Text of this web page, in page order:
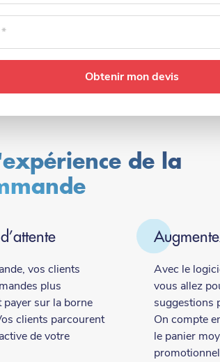
de la
vos clients
plus
sur la borne
clients parcourent
de votre
Avec le
vous allez
suggestions
On compte
le panier